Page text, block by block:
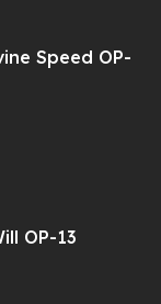
Speed OP-
OP-13